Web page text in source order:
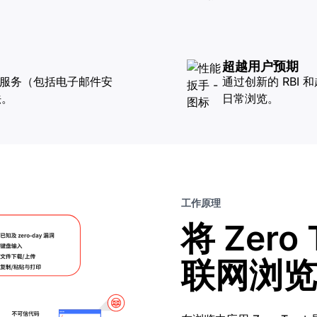
务（包括电子邮件安
超越用户预期
通过创新的 RBI
日常浏览。
工作原理
将 Zero
联网浏览